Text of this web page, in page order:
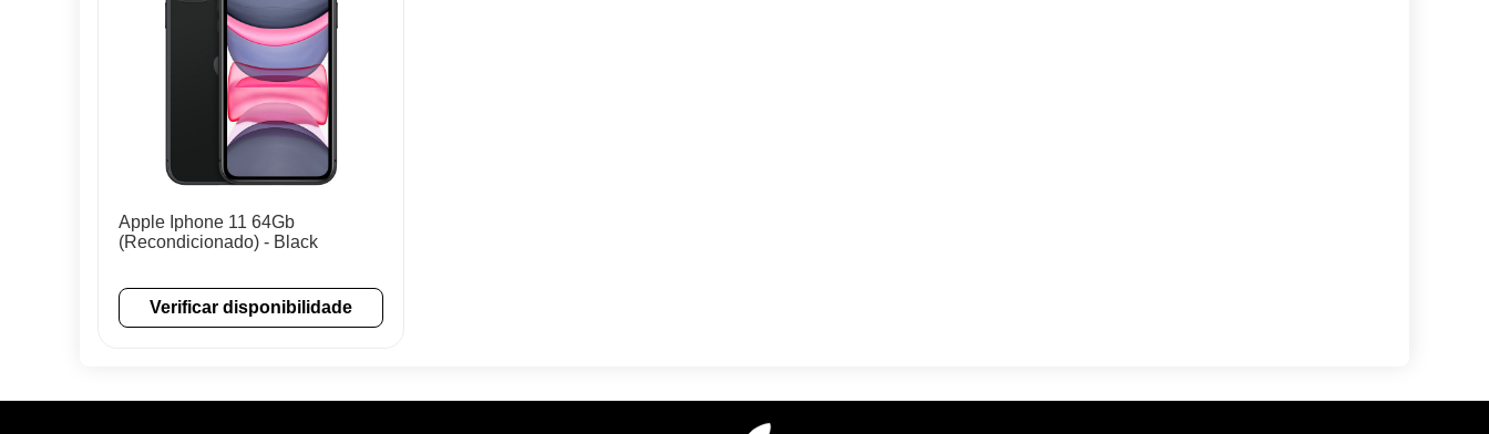
Apple Iphone 11 64Gb
(Recondicionado) - Black
Verificar disponibilidade